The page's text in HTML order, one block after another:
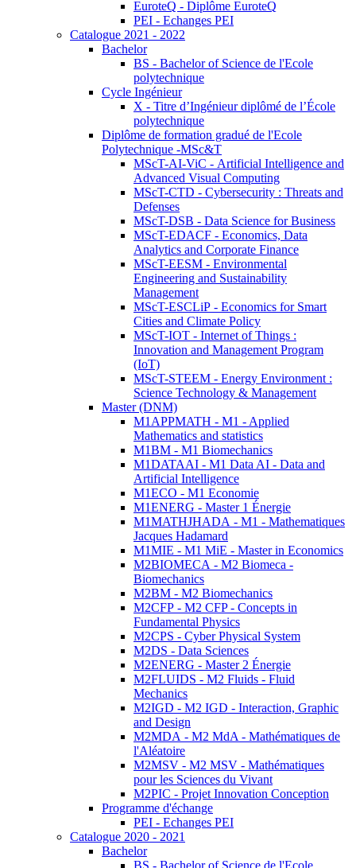
EuroteQ - Diplôme EuroteQ
PEI - Echanges PEI
Catalogue 2021 - 2022
Bachelor
BS - Bachelor of Science de l'Ecole
polytechnique
Cycle Ingénieur
X - Titre d’Ingénieur diplômé de l’École
polytechnique
Diplôme de formation gradué de l'Ecole
Polytechnique -MSc&T
MScT-AI-ViC - Artificial Intelligence and
Advanced Visual Computing
MScT-CTD - Cybersecurity : Threats and
Defenses
MScT-DSB - Data Science for Business
MScT-EDACF - Economics, Data
Analytics and Corporate Finance
MScT-EESM - Environmental
Engineering and Sustainability
Management
MScT-ESCLiP - Economics for Smart
Cities and Climate Policy
MScT-IOT - Internet of Things :
Innovation and Management Program
(IoT)
MScT-STEEM - Energy Environment :
Science Technology & Management
Master (DNM)
M1APPMATH - M1 - Applied
Mathematics and statistics
M1BM - M1 Biomechanics
M1DATAAI - M1 Data AI - Data and
Artificial Intelligence
M1ECO - M1 Economie
M1ENERG - Master 1 Énergie
M1MATHJHADA - M1 - Mathematiques
Jacques Hadamard
M1MIE - M1 MiE - Master in Economics
M2BIOMECA - M2 Biomeca -
Biomechanics
M2BM - M2 Biomechanics
M2CFP - M2 CFP - Concepts in
Fundamental Physics
M2CPS - Cyber Physical System
M2DS - Data Sciences
M2ENERG - Master 2 Énergie
M2FLUIDS - M2 Fluids - Fluid
Mechanics
M2IGD - M2 IGD - Interaction, Graphic
and Design
M2MDA - M2 MdA - Mathématiques de
l'Aléatoire
M2MSV - M2 MSV - Mathématiques
pour les Sciences du Vivant
M2PIC - Projet Innovation Conception
Programme d'échange
PEI - Echanges PEI
Catalogue 2020 - 2021
Bachelor
BS - Bachelor of Science de l'Ecole